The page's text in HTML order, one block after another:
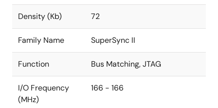
Density (Kb) 72
Family Name SuperSync II
Function Bus Matching, JTAG
I/O Frequency
(MHz)
166 - 166